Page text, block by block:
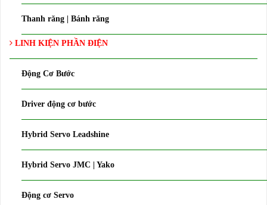
Thanh răng | Bánh răng
LINH KIỆN PHẦN ĐIỆN
Động Cơ Bước
Driver động cơ bước
Hybrid Servo Leadshine
Hybrid Servo JMC | Yako
Động cơ Servo